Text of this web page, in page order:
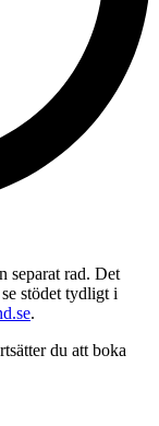
separat rad. Det
stödet tydligt i
.
du att boka